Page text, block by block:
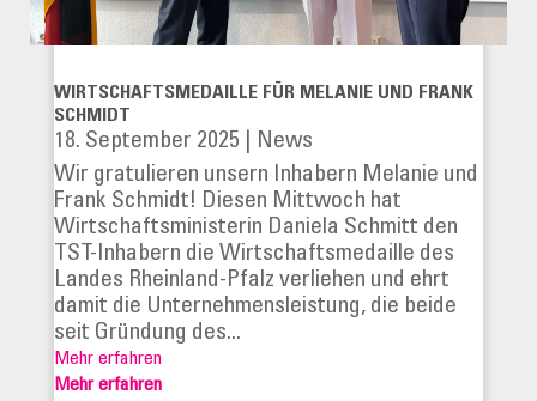
WIRTSCHAFTSMEDAILLE FÜR MELANIE UND FRANK
SCHMIDT
18. September 2025
News
Wir gratulieren unsern Inhabern Melanie und
Frank Schmidt! Diesen Mittwoch hat
Wirtschaftsministerin Daniela Schmitt den
TST-Inhabern die Wirtschaftsmedaille des
Landes Rheinland-Pfalz verliehen und ehrt
damit die Unternehmensleistung, die beide
seit Gründung des...
Mehr erfahren
Mehr erfahren